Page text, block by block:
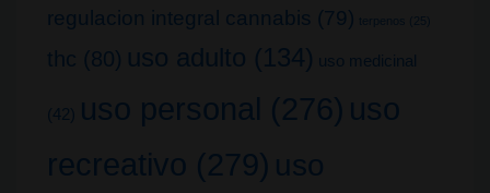
regulacion integral cannabis (79) terpenos (25)
thc (80) uso adulto (134) uso medicinal
(42) uso personal (276) uso
recreativo (279) uso